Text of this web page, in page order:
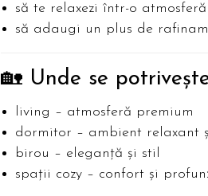
să te relaxezi într-o
să adaugi un plus de
🏡 Unde se
living – atmosferă premium
dormitor – ambient relaxant
birou – eleganță și stil
spații cozy – confort și